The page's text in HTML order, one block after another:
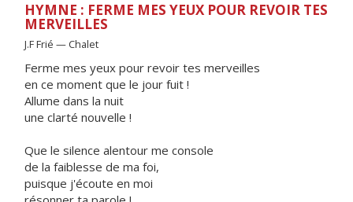
HYMNE : FERME MES YEUX POUR REVOIR TES
MERVEILLES
J.F Frié — Chalet
Ferme mes yeux pour revoir tes merveilles
en ce moment que le jour fuit !
Allume dans la nuit
une clarté nouvelle !
Que le silence alentour me console
de la faiblesse de ma foi,
puisque j'écoute en moi